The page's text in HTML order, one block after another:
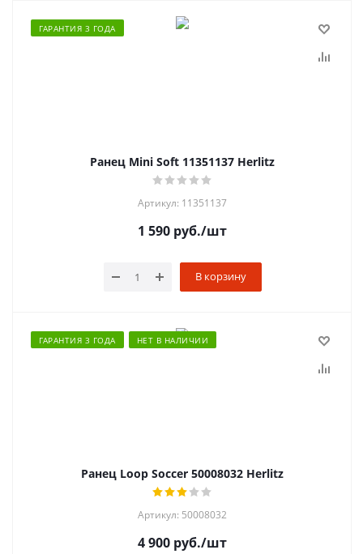
ГАРАНТИЯ 3 ГОДА
Ранец Mini Soft 11351137 Herlitz
Артикул: 11351137
1 590 руб./шт
В корзину
ГАРАНТИЯ 3 ГОДА НЕТ В НАЛИЧИИ
Ранец Loop Soccer 50008032 Herlitz
Артикул: 50008032
4 900 руб./шт